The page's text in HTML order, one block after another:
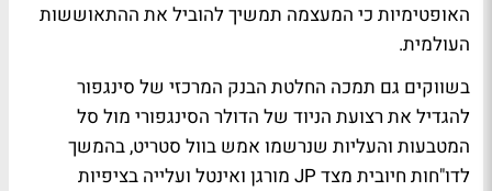
האופטימיות כי המעצמה תמשיך להוביל את ההתאוששות
העולמית.
בשווקים גם תמכה החלטת הבנק המרכזי של סינגפור
להגדיל את רצועת הניוד של הדולר הסינגפורי מול סל
המטבעות והעליות שנרשמו אמש בוול סטריט, בהמשך
לדו"חות חיובית מצד JP מורגן ואינטל ועלייה בציפיות